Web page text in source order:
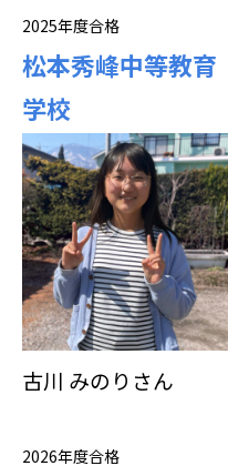
2025年度合格
松本秀峰中等教育
学校
古川 みのりさん
2026年度合格